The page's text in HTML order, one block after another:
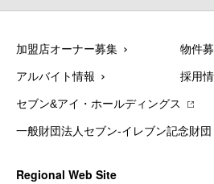
加盟店オーナー募集 物件
アルバイト情報 採用
セブン&アイ・ホールディングス
一般財団法人セブン-イレブン記念財団
Regional Web Site